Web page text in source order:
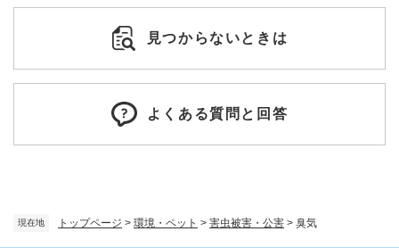
現在地 トップページ > 環境・ペット > 害虫被害・公害 > 臭気
見つからないときは
よくある質問と回答